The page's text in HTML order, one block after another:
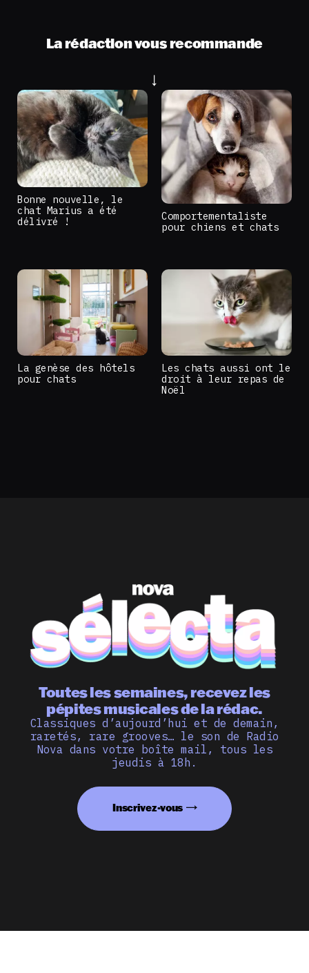
La rédaction vous recommande
Bonne nouvelle, le
chat Marius a été
délivré !
Comportementaliste
pour chiens et chats
La genèse des hôtels
pour chats
Les chats aussi ont le
droit à leur repas de
Noël
Toutes les semaines, recevez les
pépites musicales de la rédac.
Classiques d’aujourd’hui et de demain,
raretés, rare grooves… le son de Radio
Nova dans votre boîte mail, tous les
jeudis à 18h.
Inscrivez-vous